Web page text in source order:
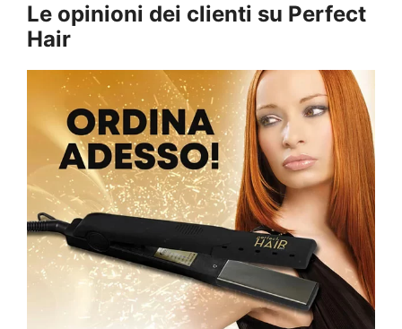
Le opinioni dei clienti su Perfect
Hair